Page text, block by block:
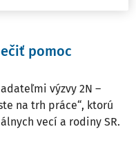
pomoc
výzvy 2N –
na trh práce“, ktorú
vecí a rodiny SR.